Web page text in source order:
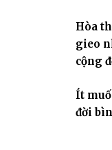
Hòa
gieo
cộng
Ít
đời